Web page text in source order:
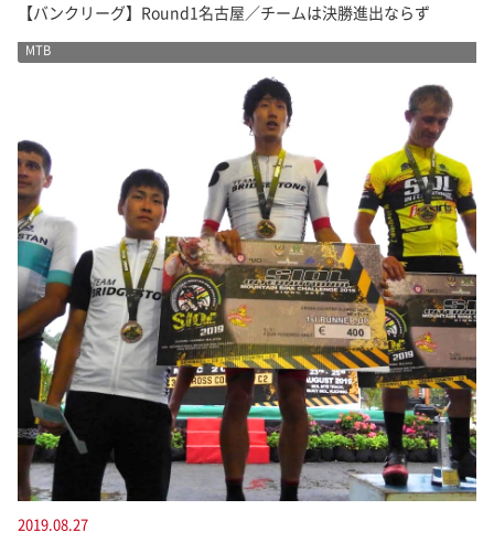
【バンクリーグ】Round1名古屋／チームは決勝進出ならず
MTB
2019.08.27